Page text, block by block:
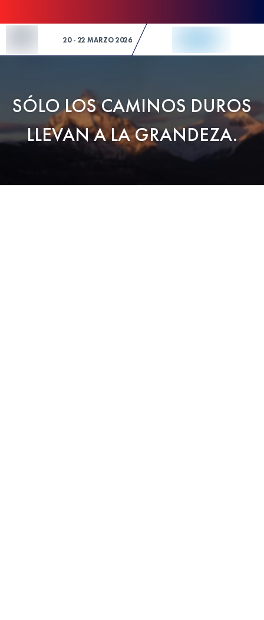
20 - 22 MARZO 2026
SÓLO LOS CAMINOS DUROS
LLEVAN A LA GRANDEZA.